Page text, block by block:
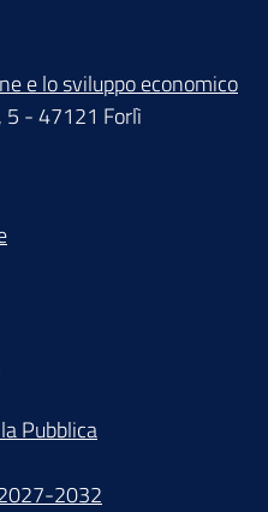
e lo sviluppo economico
5 - 47121 Forlì
Pubblica
2032